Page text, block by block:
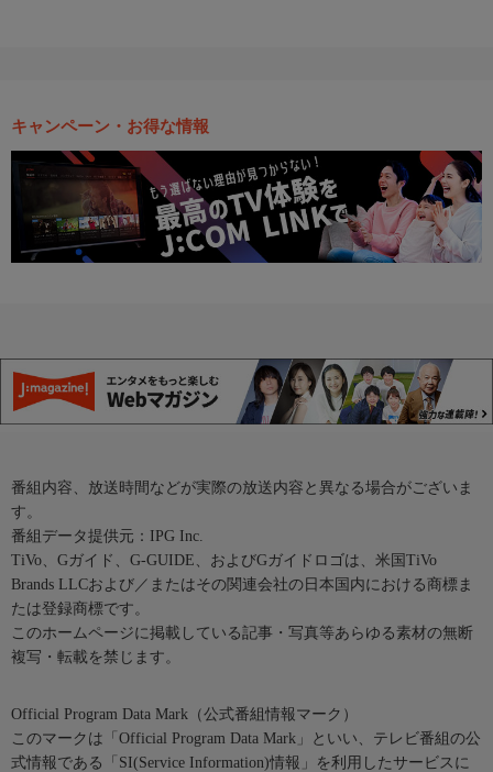
キャンペーン・お得な情報
番組内容、放送時間などが実際の放送内容と異なる場合がございま
す。
番組データ提供元：IPG Inc.
TiVo、Gガイド、G-GUIDE、およびGガイドロゴは、米国TiVo
Brands LLCおよび／またはその関連会社の日本国内における商標ま
たは登録商標です。
このホームページに掲載している記事・写真等あらゆる素材の無断
複写・転載を禁じます。
Official Program Data Mark（公式番組情報マーク）
このマークは「Official Program Data Mark」といい、テレビ番組の公
式情報である「SI(Service Information)情報」を利用したサービスに